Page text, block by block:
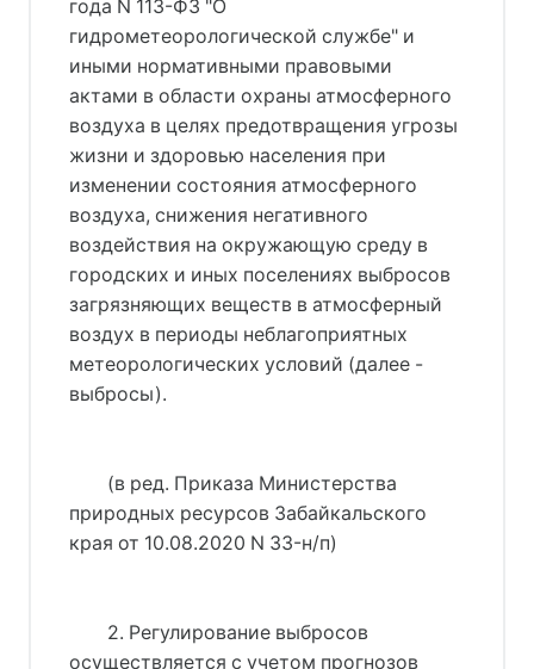
года N 113-ФЗ "О
гидрометеорологической службе" и
иными нормативными правовыми
актами в области охраны атмосферного
воздуха в целях предотвращения угрозы
жизни и здоровью населения при
изменении состояния атмосферного
воздуха, снижения негативного
воздействия на окружающую среду в
городских и иных поселениях выбросов
загрязняющих веществ в атмосферный
воздух в периоды неблагоприятных
метеорологических условий (далее -
выбросы).
(в ред. Приказа Министерства
природных ресурсов Забайкальского
края от 10.08.2020 N 33-н/п)
2. Регулирование выбросов
осуществляется с учетом прогнозов